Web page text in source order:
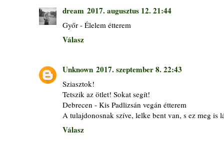
dream 2017. augusztus 12. 21:44
Győr - Élelem étterem
Válasz
Unknown 2017. szeptember 8. 22:43
Sziasztok!
Tetszik az ötlet! Sokat segít!
Debrecen - Kis Padlizsán vegán étterem
A tulajdonosnak szíve, lelke bent van, s ez meg is
Válasz